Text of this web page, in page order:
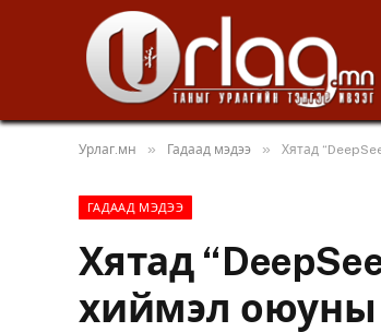
Урлаг.мн » Гадаад мэдээ » Хятад
ГАДААД МЭДЭЭ
Хятад
хиймэл оюуны